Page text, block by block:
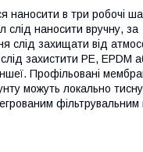
наносити в три робочі
слід наносити вручну, за
слід захищати від
захистити PE, EPDM
Профільовані
можуть локально